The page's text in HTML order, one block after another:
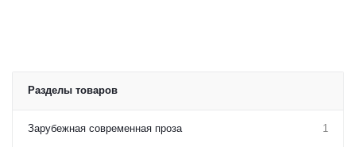
Разделы товаров
Зарубежная современная проза 1